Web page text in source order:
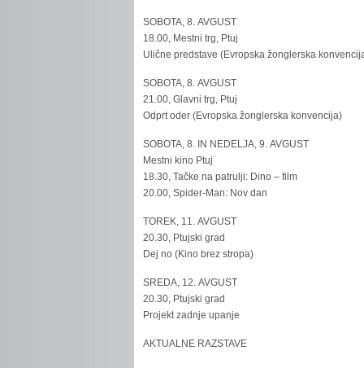
SOBOTA, 8. AVGUST
18.00, Mestni trg, Ptuj
Ulične predstave (Evropska žonglerska
SOBOTA, 8. AVGUST
21.00, Glavni trg, Ptuj
Odprt oder (Evropska žonglerska konvencija)
SOBOTA, 8. IN NEDELJA, 9. AVGUST
Mestni kino Ptuj
18.30, Tačke na patrulji: Dino – film
20.00, Spider-Man: Nov dan
TOREK, 11. AVGUST
20.30, Ptujski grad
Dej no (Kino brez stropa)
SREDA, 12. AVGUST
20.30, Ptujski grad
Projekt zadnje upanje
AKTUALNE RAZSTAVE